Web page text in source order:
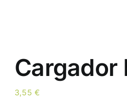
Cargador
3,55€